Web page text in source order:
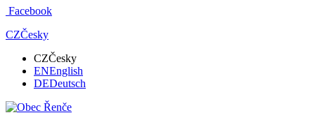
Facebook
CZČesky
CZČesky
ENEnglish
DEDeutsch